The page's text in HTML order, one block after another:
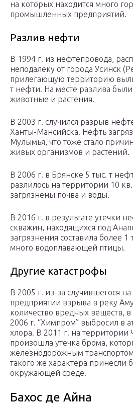
на которых находится много
промышленных предприятий.
Разлив нефти
В 1994 г. из нефтепровода,
неподалеку от города Усинск
прилегающую территорию
т нефти. На месте разлива
животные и растения.
В 2003 г. случился разрыв
Ханты-Мансийска. Нефть
Мулымья, что тоже стало
живых организмов и растений.
В 2006 г. в Брянске 5 тыс. т
разлилось на территории 10
загрязнены почва и воды.
В 2016 г. в результате утечки
скважин, находящихся под
загрязнения составила более 1
много водоплавающей птицы.
Другие катастрофы
В 2005 г. из-за случившегося
предприятии взрыва в реку
количество вредных веществ,
2006 г. “Химпром” выбросил в
хлора. В 2011 г. на территории
произошла утечка брома,
железнодорожным
такого же характера принесли
окружающей среде.
Бахос де Айна